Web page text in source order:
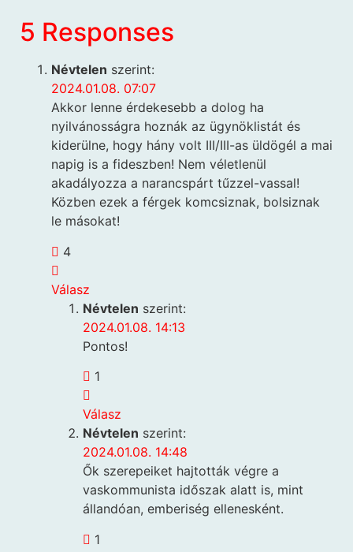
5 Responses
Névtelen szerint:
2024.01.08. 07:07
Akkor lenne érdekesebb a dolog ha
nyilvánosságra hoznák az ügynöklistát és
kiderülne, hogy hány volt III/III-as üldögél a mai
napig is a fideszben! Nem véletlenül
akadályozza a narancspárt tűzzel-vassal!
Közben ezek a férgek komcsiznak, bolsiznak
le másokat!
4
Válasz
Névtelen szerint:
2024.01.08. 14:13
Pontos!
1
Válasz
Névtelen szerint:
2024.01.08. 14:48
Ők szerepeiket hajtották végre a
vaskommunista időszak alatt is, mint
állandóan, emberiség ellenesként.
1